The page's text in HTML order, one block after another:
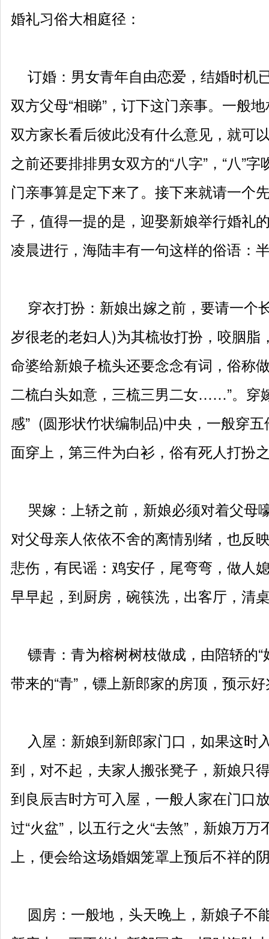
婚礼习俗大相庭径：
订婚：男女青年自由恋爱，结婚时机
双方父母“相睇”，订下这门亲事。一般
双方家长看后彼此没有什么意见，就可
之前还要排排男女双方的“八字”，“八”
门亲事算是定下来了。接下来就请一个
子，值得一提的是，迎娶新娘举行婚礼
凌晨进行，海陆丰有一句这样的俗语：
穿衣打扮：新娘出嫁之前，要请一个
岁很老的老妇人)为其梳妆打扮，咬胭脂
命婆给新娘子梳头还要念念有词，俗称
二梳白头如意，三梳三男二女……”。穿
感” (圆形状竹状编制品)中央，一般穿
面穿上，第三件为白衫，俗有死人打扮
哭嫁：上轿之前，新娘必须对着父母
对父母亲人依依不舍的离情别绪，也反
悲伤，有民谣：鸡安仔，尾弯弯，做人
早早起，到厨房，碗筷洗，出客厅，
镖青：青为榕树树枝做成，由陪轿的“
带来的“青”，镖上新郎家的房顶，预示
入屋：新娘到新郎家门口，如果这时
到，对不起，夫家人搬张凳子，新娘只
到良辰吉时方可入屋，一般人家在门口
过“火盆”，以五行之火“去煞”，新娘万
上，便会给这场婚姻笼罩上预后不祥的
圆房：一般地，头天晚上，新娘子不